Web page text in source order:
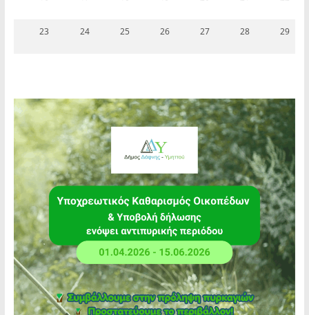
23 24 25 26 27 28 29